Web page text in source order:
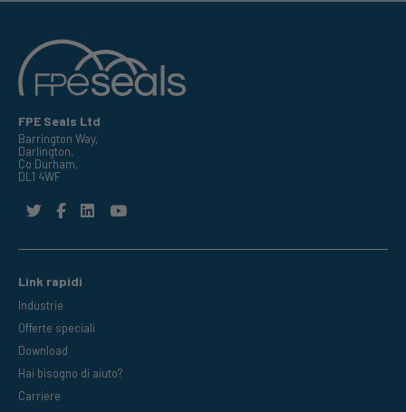
FPE Seals Ltd
Barrington Way,
Darlington,
Co Durham,
DL1 4WF
Link rapidi
Industrie
Offerte speciali
Download
Hai bisogno di aiuto?
Carriere